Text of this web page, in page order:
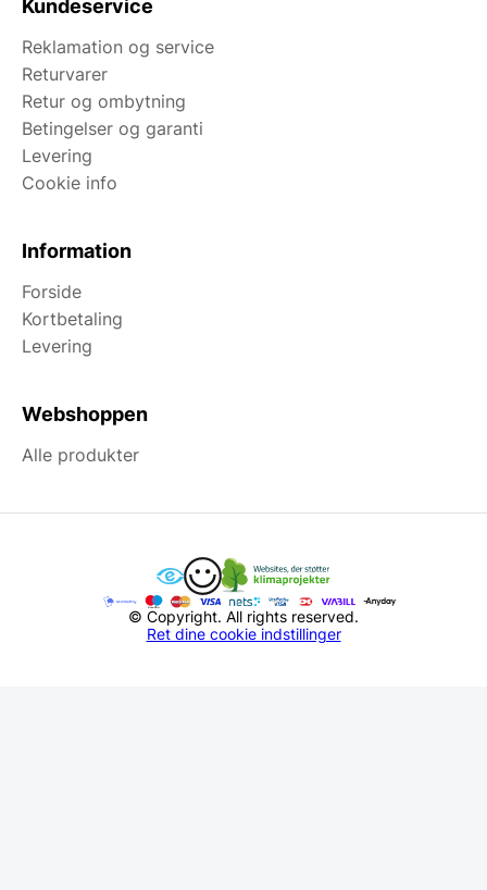
Kundeservice
Reklamation og service
Returvarer
Retur og ombytning
Betingelser og garanti
Levering
Cookie info
Information
Forside
Kortbetaling
Levering
Webshoppen
Alle produkter
© Copyright. All rights reserved.
Ret dine cookie indstillinger